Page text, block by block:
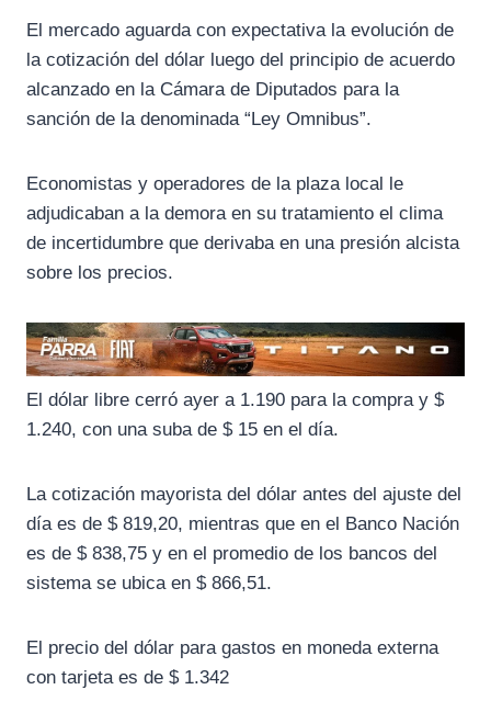
c
e
b
l
e
g
a
t
s
El mercado aguarda con expectativa la evolución de
la cotización del dólar luego del principio de acuerdo
alcanzado en la Cámara de Diputados para la
sanción de la denominada “Ley Omnibus”.
Economistas y operadores de la plaza local le
adjudicaban a la demora en su tratamiento el clima
de incertidumbre que derivaba en una presión alcista
sobre los precios.
El dólar libre cerró ayer a 1.190 para la compra y $
1.240, con una suba de $ 15 en el día.
La cotización mayorista del dólar antes del ajuste del
día es de $ 819,20, mientras que en el Banco Nación
es de $ 838,75 y en el promedio de los bancos del
sistema se ubica en $ 866,51.
El precio del dólar para gastos en moneda externa
con tarjeta es de $ 1.342